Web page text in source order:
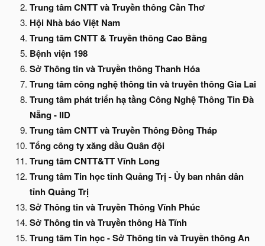
Trung tâm CNTT và Truyền thông Cần Thơ
Hội Nhà báo Việt Nam
Trung tâm CNTT & Truyền thông Cao Bằng
Bệnh viện 198
Sở Thông tin và Truyền thông Thanh Hóa
Trung tâm công nghệ thông tin và truyền thông Gia Lai
Trung tâm phát triển hạ tầng Công Nghệ Thông Tin Đà
Nẵng - IID
Trung tâm CNTT và Truyền Thông Đồng Tháp
Tổng công ty xăng dầu Quân đội
Trung tâm CNTT&TT Vĩnh Long
Trung tâm Tin học tỉnh Quảng Trị - Ủy ban nhân dân
tỉnh Quảng Trị
Sở Thông tin và Truyền Thông Vĩnh Phúc
Sở Thông tin và Truyền thông Hà Tĩnh
Trung tâm Tin học - Sở Thông tin và Truyền thông An